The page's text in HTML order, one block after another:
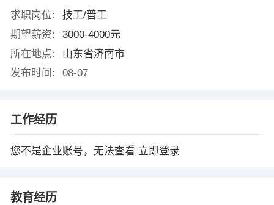
求职岗位:
技工/普工
期望薪资:
3000-4000元
所在地点:
山东省济南市
发布时间:
08-07
工作经历
您不是企业账号，无法查看 立即登录
教育经历